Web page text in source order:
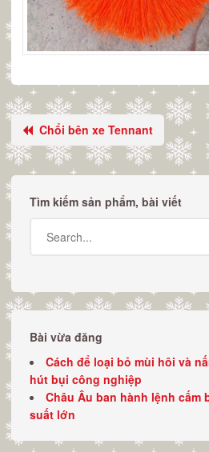
Chổi bên xe Tennant
Tìm kiếm sản phẩm, bài viết
Bài vừa đăng
Cách để loại bỏ mùi hôi và
hút bụi công nghiệp
Châu Âu ban hành lệnh cấm
suất lớn